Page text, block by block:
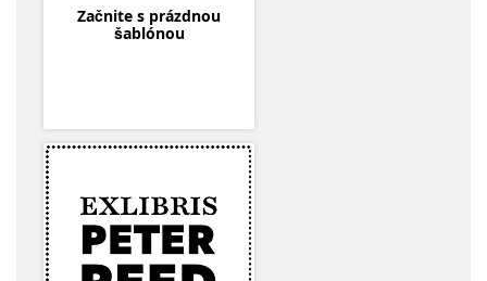
Začnite s prázdnou
šablónou